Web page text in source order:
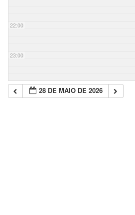
22:00
23:00
28 DE MAIO DE 2026